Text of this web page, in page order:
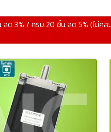
ด 3% / ครบ 20 ชิ้น ลด 5% (ไม่คละ